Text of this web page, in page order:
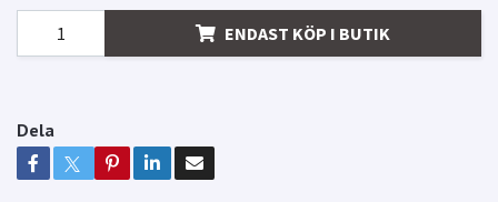
ENDAST KÖP I BUTIK
Dela